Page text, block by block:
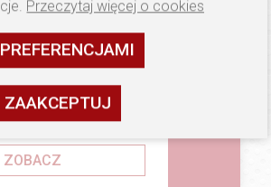
medalu BZ 22 mm
ZOBACZ
Przeczytaj więcej o cookies
ZAAKCEPTUJ